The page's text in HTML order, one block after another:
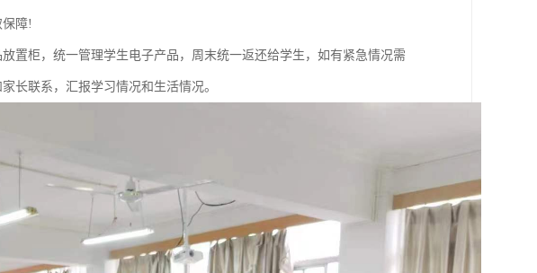
障!
置柜，统一管理学生电子产品，周末统一返还给学生，如有紧急情况需
长联系，汇报学习情况和生活情况。